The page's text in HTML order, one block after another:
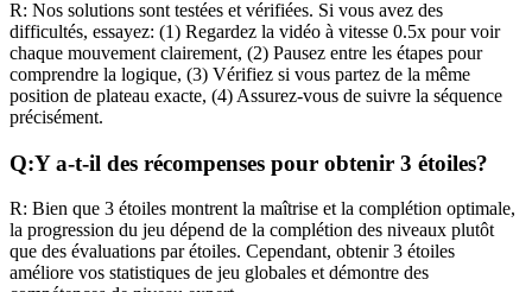
R: Nos solutions sont testées et vérifiées. Si vous avez des
difficultés, essayez: (1) Regardez la vidéo à vitesse 0.5x pour voir
chaque mouvement clairement, (2) Pausez entre les étapes pour
comprendre la logique, (3) Vérifiez si vous partez de la même
position de plateau exacte, (4) Assurez-vous de suivre la séquence
précisément.
Q:Y a-t-il des récompenses pour obtenir 3 étoiles?
R: Bien que 3 étoiles montrent la maîtrise et la complétion optimale,
la progression du jeu dépend de la complétion des niveaux plutôt
que des évaluations par étoiles. Cependant, obtenir 3 étoiles
améliore vos statistiques de jeu globales et démontre des